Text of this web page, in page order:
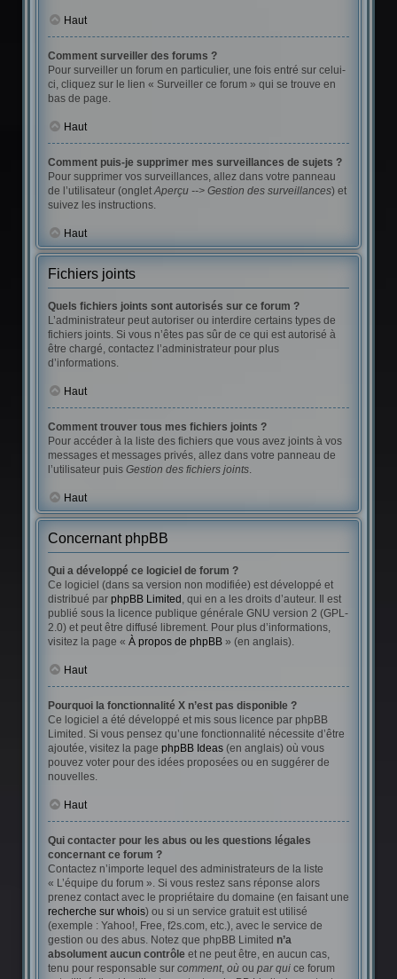
Haut
Comment surveiller des forums ?
Pour surveiller un forum en particulier, une fois entré sur celui-
ci, cliquez sur le lien « Surveiller ce forum » qui se trouve en
bas de page.
Haut
Comment puis-je supprimer mes surveillances de sujets ?
Pour supprimer vos surveillances, allez dans votre panneau
de l’utilisateur (ongletAperçu --> Gestion des surveillances) et
suivez les instructions.
Haut
Fichiers joints
Quels fichiers joints sont autorisés sur ce forum ?
L’administrateur peut autoriser ou interdire certains types de
fichiers joints. Si vous n’êtes pas sûr de ce qui est autorisé à
être chargé, contactez l’administrateur pour plus
d’informations.
Haut
Comment trouver tous mes fichiers joints ?
Pour accéder à la liste des fichiers que vous avez joints à vos
messages et messages privés, allez dans votre panneau de
l’utilisateur puis Gestion des fichiers joints.
Haut
Concernant phpBB
Qui a développé ce logiciel de forum ?
Ce logiciel (dans sa version non modifiée) est développé et
distribué par phpBB Limited , qui en a les droits d’auteur. Il est
publié sous la licence publique générale GNU version 2 (GPL-
2.0) et peut être diffusé librement. Pour plus d’informations,
visitez la page « À propos de phpBB» (en anglais).
Haut
Pourquoi la fonctionnalité X n’est pas disponible ?
Ce logiciel a été développé et mis sous licence par phpBB
Limited. Si vous pensez qu’une fonctionnalité nécessite d’être
ajoutée, visitez la page phpBB Ideas(en anglais) où vous
pouvez voter pour des idées proposées ou en suggérer de
nouvelles.
Haut
Qui contacter pour les abus ou les questions légales
concernant ce forum ?
Contactez n’importe lequel des administrateurs de la liste
« L’équipe du forum ». Si vous restez sans réponse alors
prenez contact avec le propriétaire du domaine (en faisant une
recherche sur whois) ou si un service gratuit est utilisé
(exemple : Yahoo!, Free, f2s.com, etc.), avec le service de
gestion ou des abus. Notez que phpBB Limited n’a
absolument aucun contrôleet ne peut être, en aucun cas,
tenu pour responsable sur comment, oùou par quice forum